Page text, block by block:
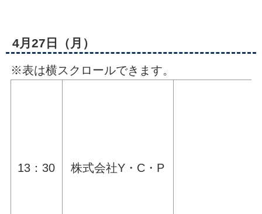
4月27日（月）
※表は横スクロールできます。
13：30 株式会社Y・C・P